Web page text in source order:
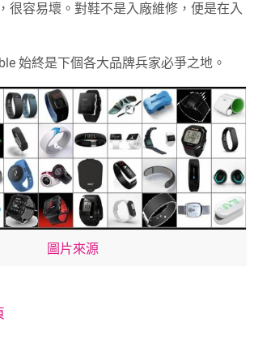
很容易壞。對鞋不是入廠維修，便是在入
始終是下個各大品牌兵家必爭之地。
圖片來源